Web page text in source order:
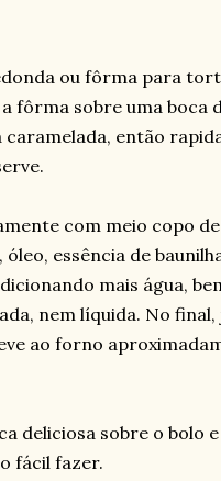
ou fôrma para
fôrma sobre uma boca
então
com meio copo
essência de
mais água,
nem líquida. No
ao forno
deliciosa sobre o bolo e
fácil fazer.